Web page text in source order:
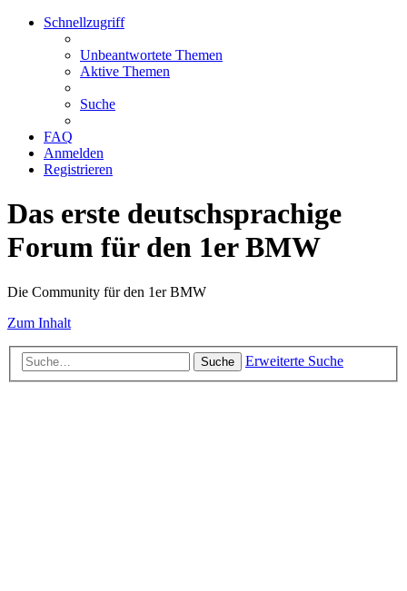
Schnellzugriff
Unbeantwortete Themen
Aktive Themen
Suche
FAQ
Anmelden
Registrieren
Das erste deutschsprachige
Forum für den 1er BMW
Die Community für den 1er BMW
Zum Inhalt
Suche Erweiterte Suche